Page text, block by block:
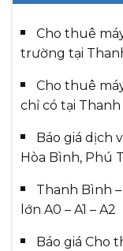
Cho thuê
trường tại
Cho thuê
chỉ có tại
Báo giá dịch
Hòa Bình, Phú
Thanh Bình
lớn A0 – A1 – A2
Báo giá Cho